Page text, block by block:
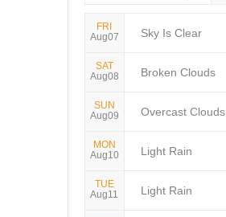
FRI
Aug07
Sky Is Clear
SAT
Aug08
Broken Clouds
SUN
Aug09
Overcast Clouds
MON
Aug10
Light Rain
TUE
Aug11
Light Rain